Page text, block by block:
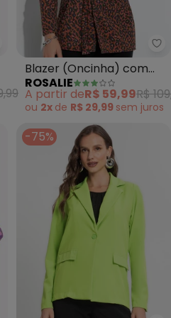
- Blazer (Floral Rosa)
Blazer (Oncinha) com
Faixa e Fivela
ROSALIE
A partir deR$ 59,99R$
ou 2x de R$ 29,99 sem juros
-75%